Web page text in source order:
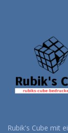
Rubik's Cube mit